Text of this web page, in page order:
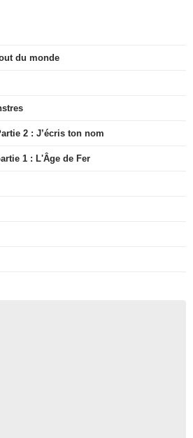
du monde
2 : J’écris ton nom
1 : L'Âge de Fer